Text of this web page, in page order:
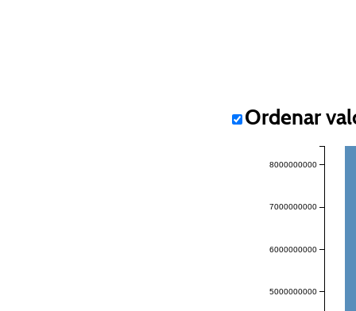
Ordenar
5000000000
6000000000
7000000000
8000000000